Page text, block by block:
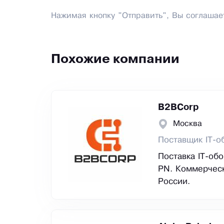
Нажимая кнопку "Отправить", Вы
Похожие компании
B2BCorp
Москва
Поставщик IT-
Поставка IT-
PN.
России.